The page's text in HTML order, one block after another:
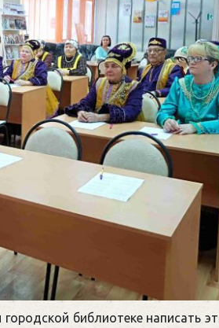
библиотеке написать